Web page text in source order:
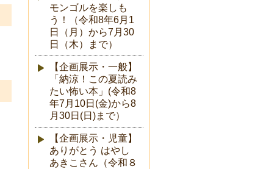
モンゴルを楽しも
う！（令和8年6月1
日（月）から7月30
日（木）まで）
【企画展示・一般】
「納涼！この夏読み
たい怖い本」(令和8
年7月10日(金)から8
月30日(日)まで）
【企画展示・児童】
ありがとう はやし
あきこさん（令和８